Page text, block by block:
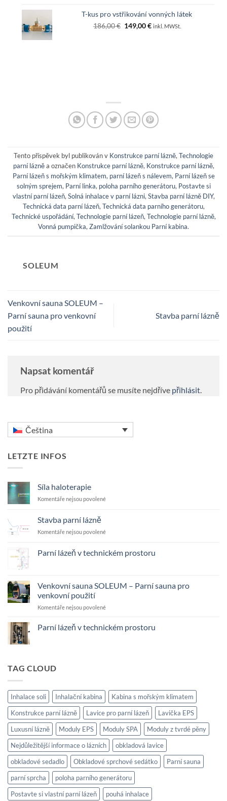
T-kus pro vstřikování vonných látek
186,00€ Původní
149,00€Aktuální
inkl. MWSt.
Tento příspěvek byl publikován v Konstrukce parní lázně,Technologie
parní lázněa označen Konstrukce parní lázně, Konstrukce parní lázně,
Parní lázeň s mořským klimatem, parní lázeň s nálevem, Parní lázeň se
solným sprejem, Parní linka, poloha parního generátoru, Postavte si
vlastní parní lázeň,Solná inhalace v parní lázni,Stavba parní lázně DIY,
Technická data parní lázeň,Technická data parního generátoru,
Technické uspořádání,Technologie parní lázeň,Technologie parní lázně,
Vonná pumpička,Zamlžování solankou Parní kabina.
SOLEUM
Venkovní sauna SOLEUM –
Parní sauna pro venkovní
použití
Stavba parní lázně
Napsat komentář
Pro přidávání komentářů se musíte nejdříve přihlásit.
Čeština
LETZTE INFOS
Síla haloterapie
Komentáře nejsou povolenéu
Síla
Stavba parní lázně
Komentáře nejsou povolenéu
názvem
lázně
Parní lázeň v technickém prostoru
textu
názvem
lázeň
prostoru
Venkovní sauna SOLEUM – Parní sauna pro
venkovní použití
Komentáře nejsou povolenéu
pro
venkovní
Parní lázeň v technickém prostoru
názvem
v
technickém
prostoru
TAG CLOUD
Inhalace soli Inhalační kabina
Kabina s mořským klimatem
Konstrukce parní lázně
Lavice pro parní lázeň
Lavička EPS
Luxusní lázně
Moduly EPS Moduly SPA
Moduly z tvrdé pěny
Nejdůležitější informace o lázních
obkladová lavice
obkladové sedadlo
Obkladové sprchové sedátko
Parní sauna
parní sprcha
poloha parního generátoru
Postavte si vlastní parní lázeň
pouhá inhalace